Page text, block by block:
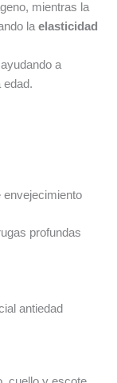
mientras la
la elasticidad
a
edad.
envejecimiento
profundas
antiedad